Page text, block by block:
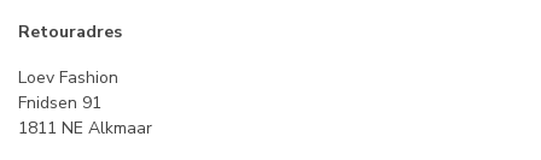
Retouradres
Loev Fashion
Fnidsen 91
1811 NE Alkmaar